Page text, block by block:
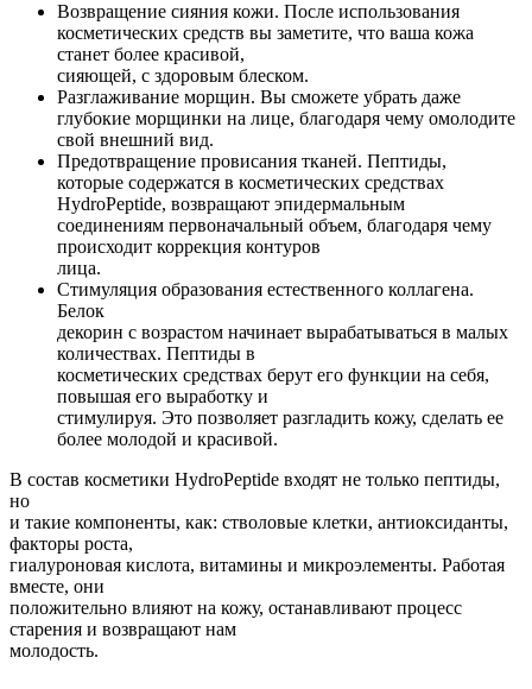
Возвращение сияния кожи. После использования
косметических средств вы заметите, что ваша кожа
станет более красивой,
сияющей, с здоровым блеском.
Разглаживание морщин. Вы сможете убрать даже
глубокие морщинки на лице, благодаря чему омолодите
свой внешний вид.
Предотвращение провисания тканей. Пептиды,
которые содержатся в косметических средствах
HydroPeptide, возвращают эпидермальным
соединениям первоначальный объем, благодаря чему
происходит коррекция контуров
лица.
Стимуляция образования естественного коллагена.
Белок
декорин с возрастом начинает вырабатываться в малых
количествах. Пептиды в
косметических средствах берут его функции на себя,
повышая его выработку и
стимулируя. Это позволяет разгладить кожу, сделать ее
более молодой и красивой.
В состав косметики HydroPeptide входят не только пептиды,
но
и такие компоненты, как: стволовые клетки, антиоксиданты,
факторы роста,
гиалуроновая кислота, витамины и микроэлементы. Работая
вместе, они
положительно влияют на кожу, останавливают процесс
старения и возвращают нам
молодость.